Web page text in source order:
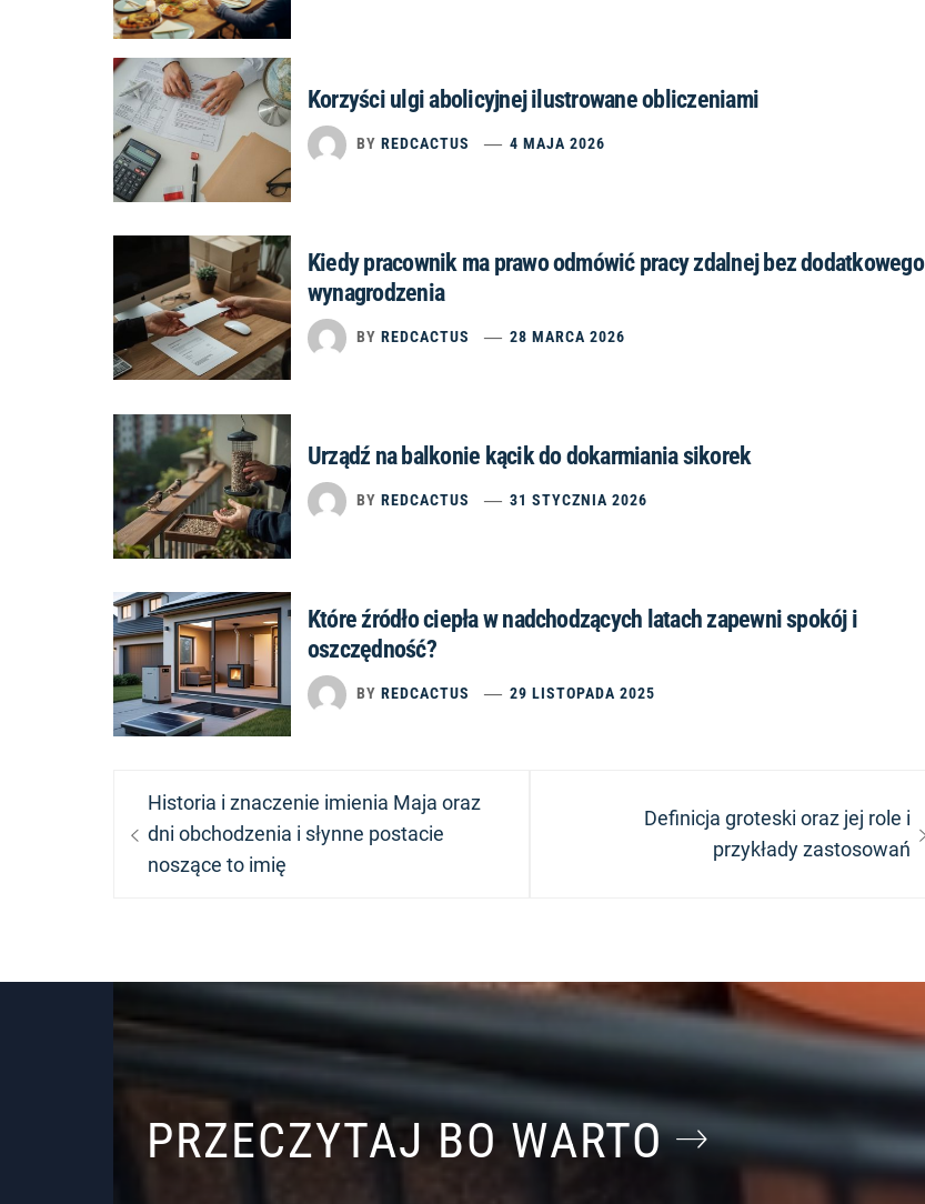
Korzyści ulgi abolicyjnej ilustrowane obliczeniami
BY REDCACTUS 4 MAJA 2026
Kiedy pracownik ma prawo odmówić pracy zdalnej bez dodatkowego
wynagrodzenia
BY REDCACTUS 28 MARCA 2026
Urządź na balkonie kącik do dokarmiania sikorek
BY REDCACTUS 31 STYCZNIA 2026
Które źródło ciepła w nadchodzących latach zapewni spokój i
oszczędność?
BY REDCACTUS 29 LISTOPADA 2025
Nawigacja
wpisu
Previous
post:
Historia i znaczenie imienia Maja oraz
dni obchodzenia i słynne postacie
noszące to imię
Next
Definicja groteski oraz jej role i
przykłady zastosowań
PRZECZYTAJ BO WARTO